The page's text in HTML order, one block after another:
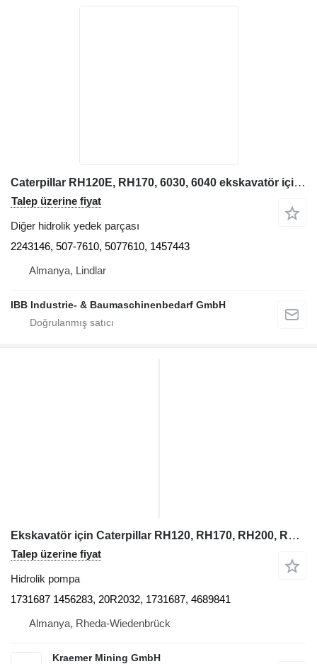
Caterpillar RH120E, RH170, 6030, 6040 ekskavatör için Flap O&K RH120E, RH170, 6030, 6040 2243146
Talep üzerine fiyat
Diğer hidrolik yedek parçası
2243146, 507-7610, 5077610, 1457443
Almanya, Lindlar
IBB Industrie- & Baumaschinenbedarf GmbH
Ekskavatör için Caterpillar RH120, RH170, RH200, RH340 1731687 hidrolik pompa
Talep üzerine fiyat
Hidrolik pompa
1731687 1456283, 20R2032, 1731687, 4689841
Almanya, Rheda-Wiedenbrück
Kraemer Mining GmbH